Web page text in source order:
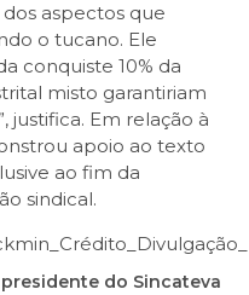
aspectos que
o tucano. Ele
conquiste 10% da
misto garantiriam
justifica. Em relação à
apoio ao texto
ao fim da
sindical.
do Sincateva